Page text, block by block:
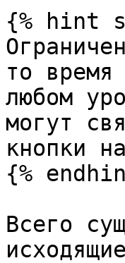
{% hint
то время
любом
могут
кнопки
{%
Всего